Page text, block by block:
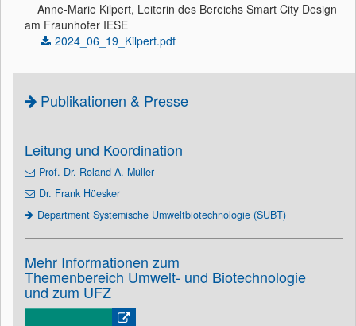
Anne-Marie Kilpert, Leiterin des Bereichs Smart City Design
am Fraunhofer IESE
2024_06_19_Kilpert.pdf
Publikationen & Presse
Leitung und Koordination
Prof. Dr. Roland A. Müller
Dr. Frank Hüesker
Department Systemische Umweltbiotechnologie (SUBT)
Mehr Informationen zum
Themenbereich Umwelt- und Biotechnologie
und zum UFZ